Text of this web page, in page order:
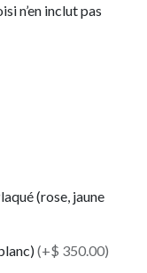
n’en inclut pas
(rose, jaune
(+$ 350.00)